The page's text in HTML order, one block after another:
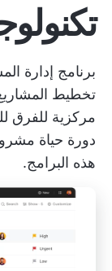
برنامج إدارة
تخطيط المشاريع
مركزية للفرق
دورة حياة
هذه البرامج.